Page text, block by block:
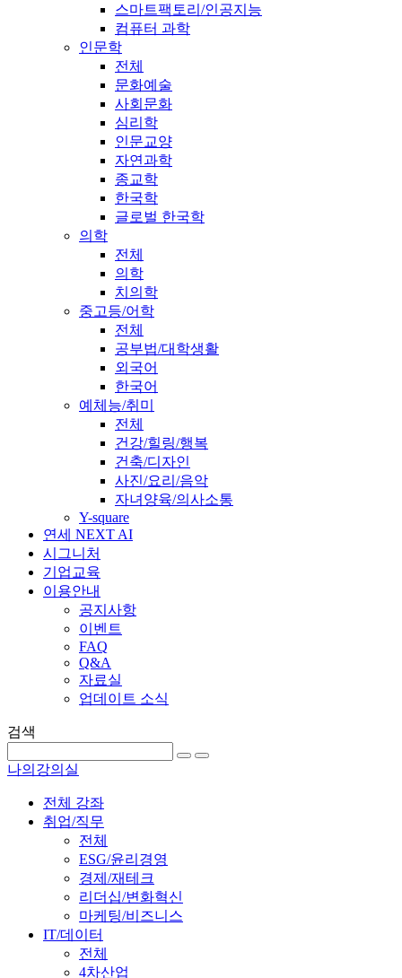
스마트팩토리/인공지능
컴퓨터 과학
인문학
전체
문화예술
사회문화
심리학
인문교양
자연과학
종교학
한국학
글로벌 한국학
의학
전체
의학
치의학
중고등/어학
전체
공부법/대학생활
외국어
한국어
예체능/취미
전체
건강/힐링/행복
건축/디자인
사진/요리/음악
자녀양육/의사소통
Y-square
연세 NEXT AI
시그니처
기업교육
이용안내
공지사항
이벤트
FAQ
Q&A
자료실
업데이트 소식
검색
나의강의실
전체 강좌
취업/직무
전체
ESG/윤리경영
경제/재테크
리더십/변화혁신
마케팅/비즈니스
IT/데이터
전체
4차산업